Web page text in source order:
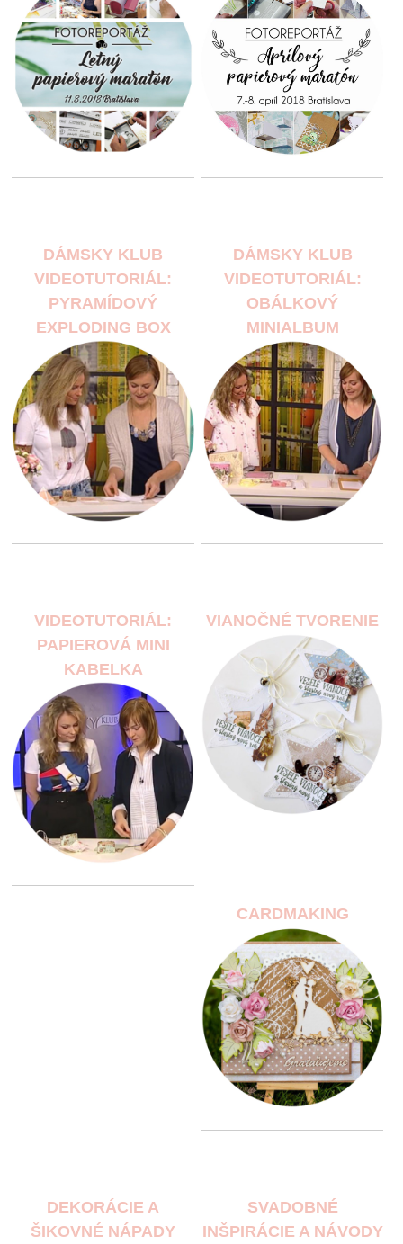
DÁMSKY KLUB
VIDEOTUTORIÁL:
PYRAMÍDOVÝ
EXPLODING BOX
DÁMSKY KLUB
VIDEOTUTORIÁL:
OBÁLKOVÝ
MINIALBUM
VIDEOTUTORIÁL:
PAPIEROVÁ MINI
KABELKA
VIANOČNÉ TVORENIE
CARDMAKING
DEKORÁCIE A
ŠIKOVNÉ NÁPADY
SVADOBNÉ
INŠPIRÁCIE A NÁVODY